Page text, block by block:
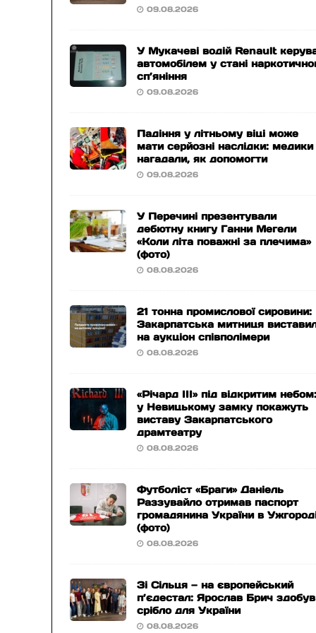
09.08.2026
У Мукачеві водій Renault
автомобілем у стані
сп’яніння
09.08.2026
Падіння у літньому віці може
мати серйозні наслідки: медики
нагадали, як допомогти
09.08.2026
У Перечині презентували
дебютну книгу Ганни Мегели
«Коли літа поважні за плечима»
(фото)
08.08.2026
21 тонна промислової сировини:
Закарпатська митниця
на аукціон співполімери
08.08.2026
«Річард ІІІ» під відкритим небом:
у Невицькому замку покажуть
виставу Закарпатського
драмтеатру
08.08.2026
Футболіст «Браги» Даніель
Раззувайло отримав паспорт
громадянина України в
(фото)
08.08.2026
Зі Сільця — на європейський
п’єдестал: Ярослав Брич здобув
срібло для України
08.08.2026